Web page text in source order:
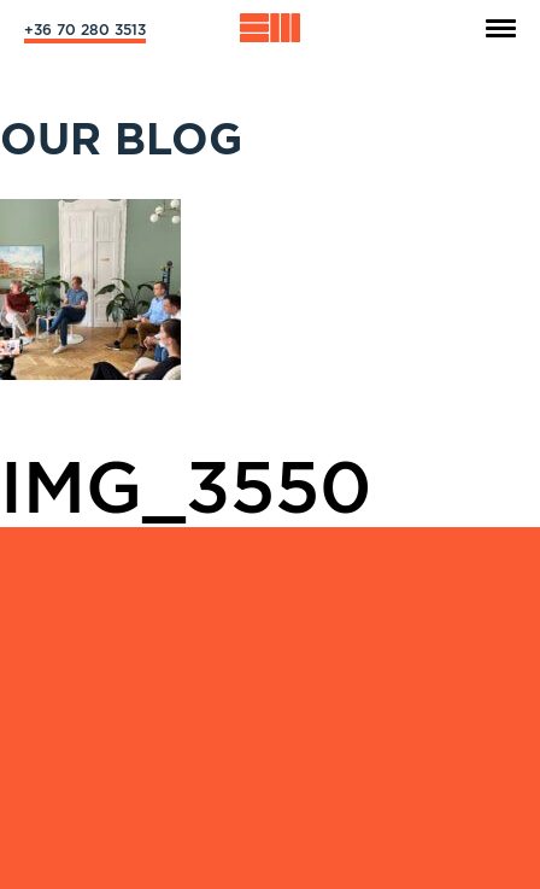
+36 70 280 3513
OUR BLOG
IMG_3550